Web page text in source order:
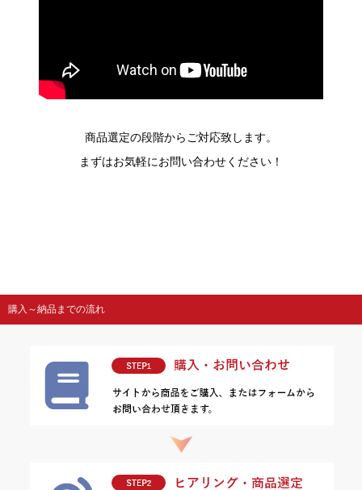
商品選定の段階からご対応致します。
まずはお気軽にお問い合わせください！
購入～納品までの流れ